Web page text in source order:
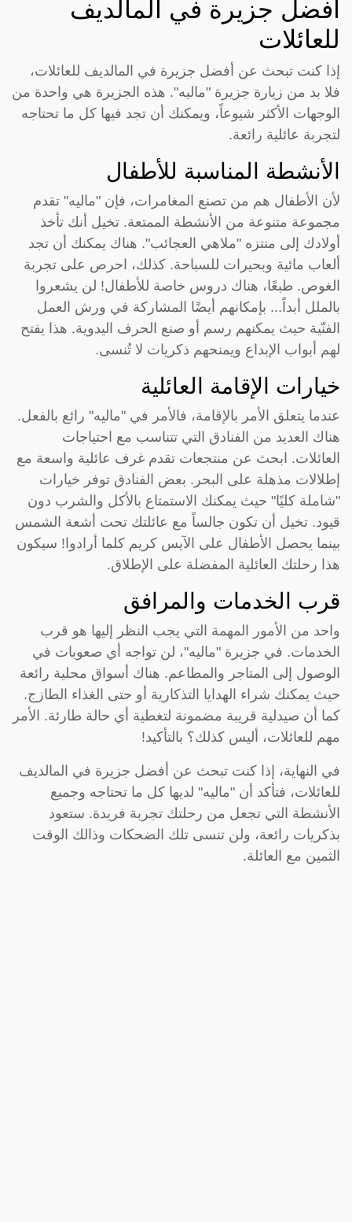
أفضل جزيرة في المالديف
للعائلات
إذا كنت تبحث عن أفضل جزيرة في المالديف للعائلات،
فلا بد من زيارة جزيرة "ماليه". هذه الجزيرة هي واحدة من
الوجهات الأكثر شيوعاً، ويمكنك أن تجد فيها كل ما تحتاجه
لتجربة عائلية رائعة.
الأنشطة المناسبة للأطفال
لأن الأطفال هم من تصنع المغامرات، فإن "ماليه" تقدم
مجموعة متنوعة من الأنشطة الممتعة. تخيل أنك تأخذ
أولادك إلى منتزه "ملاهي العجائب". هناك يمكنك أن تجد
ألعاب مائية وبحيرات للسباحة. كذلك، احرص على تجربة
الغوص. طبعًا، هناك دروس خاصة للأطفال! لن يشعروا
بالملل أبداً... بإمكانهم أيضًا المشاركة في ورش العمل
الفنّية حيث يمكنهم رسم أو صنع الحرف اليدوية. هذا يفتح
لهم أبواب الإبداع ويمنحهم ذكريات لا تُنسى.
خيارات الإقامة العائلية
عندما يتعلق الأمر بالإقامة، فالأمر في "ماليه" رائع بالفعل.
هناك العديد من الفنادق التي تتناسب مع احتياجات
العائلات. ابحث عن منتجعات تقدم غرف عائلية واسعة مع
إطلالات مذهلة على البحر. بعض الفنادق توفر خيارات
"شاملة كليًا" حيث يمكنك الاستمتاع بالأكل والشرب دون
قيود. تخيل أن تكون جالساً مع عائلتك تحت أشعة الشمس
بينما يحصل الأطفال على الآيس كريم كلما أرادوا! سيكون
هذا رحلتك العائلية المفضلة على الإطلاق.
قرب الخدمات والمرافق
واحد من الأمور المهمة التي يجب النظر إليها هو قرب
الخدمات. في جزيرة "ماليه"، لن تواجه أي صعوبات في
الوصول إلى المتاجر والمطاعم. هناك أسواق محلية رائعة
حيث يمكنك شراء الهدايا التذكارية أو حتى الغذاء الطازج.
كما أن صيدلية قريبة مضمونة لتغطية أي حالة طارئة. الأمر
مهم للعائلات، أليس كذلك؟ بالتأكيد!
في النهاية، إذا كنت تبحث عن أفضل جزيرة في المالديف
للعائلات، فتأكد أن "ماليه" لديها كل ما تحتاجه وجميع
الأنشطة التي تجعل من رحلتك تجربة فريدة. ستعود
بذكريات رائعة، ولن تنسى تلك الضحكات وذالك الوقت
الثمين مع العائلة.